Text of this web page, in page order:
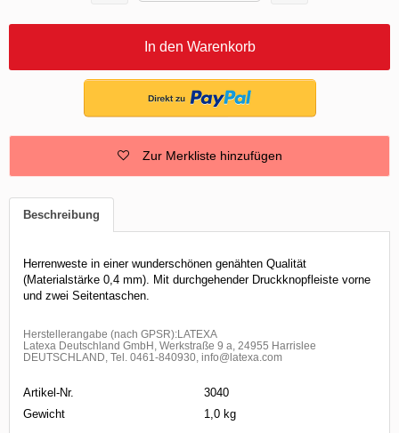
In den Warenkorb
Zur Merkliste hinzufügen
Beschreibung
Herrenweste in einer wunderschönen genähten Qualität
(Materialstärke 0,4 mm). Mit durchgehender Druckknopfleiste vorne
und zwei Seitentaschen.
Herstellerangabe (nach GPSR):LATEXA
Latexa Deutschland GmbH, Werkstraße 9 a, 24955 Harrislee
DEUTSCHLAND, Tel. 0461-840930, info@latexa.com
Artikel-Nr.
3040
Gewicht
1,0 kg